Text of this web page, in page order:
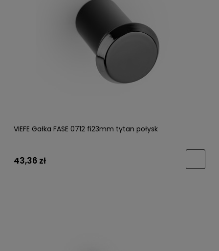
VIEFE Gałka FASE 0712 fi23mm tytan połysk
43,36 zł